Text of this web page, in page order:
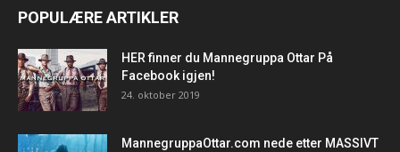
POPULÆRE ARTIKLER
HER finner du Mannegruppa Ottar På
Facebook igjen!
24. oktober 2019
MannegruppaOttar.com nede etter MASSIVT